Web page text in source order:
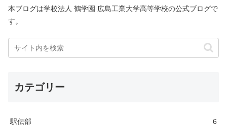
本ブログは学校法人 鶴学園 広島工業大学高等学校の公式ブログで
す。
カテゴリー
駅伝部 6